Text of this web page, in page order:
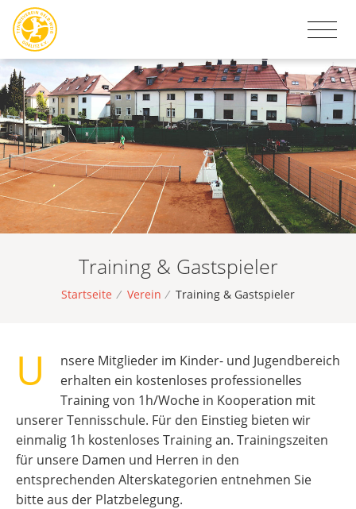
Training & Gastspieler
Startseite / Verein / Training & Gastspieler
U
nsere Mitglieder im Kinder- und Jugendbereich
erhalten ein kostenloses professionelles
Training von 1h/Woche in Kooperation mit
unserer Tennisschule. Für den Einstieg bieten wir
einmalig 1h kostenloses Training an. Trainingszeiten
für unsere Damen und Herren in den
entsprechenden Alterskategorien entnehmen Sie
bitte aus der Platzbelegung.